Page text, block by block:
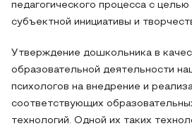
педагогического процесса с
субъектной инициативы и
Утверждение дошкольника в
образовательной деятельности
психологов на внедрение и
соответствующих
технологий. Одной их таких